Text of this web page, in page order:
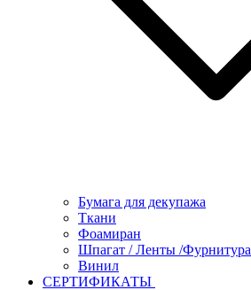
Бумага для декупажа
Ткани
Фоамиран
Шпагат / Ленты /Фурнитура
Винил
СЕРТИФИКАТЫ